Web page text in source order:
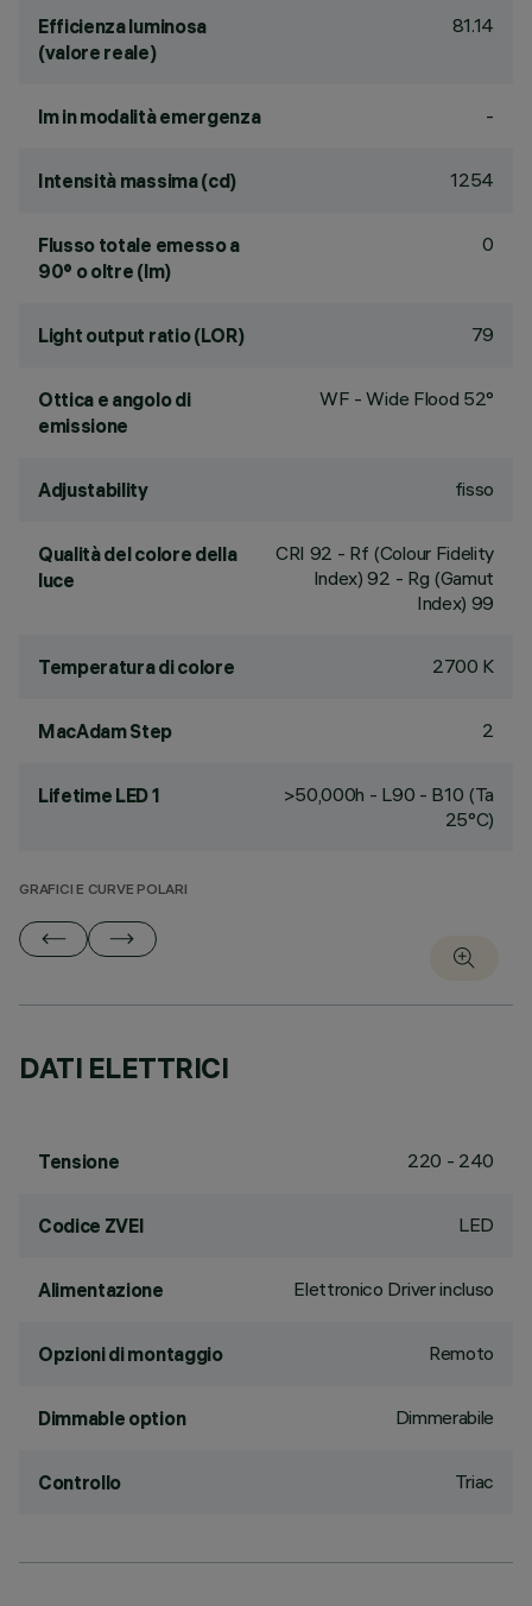
Efficienza luminosa
(valore reale)
81.14
lm in modalità emergenza -
Intensità massima (cd) 1254
Flusso totale emesso a
90° o oltre (lm)
0
Light output ratio (LOR) 79
Ottica e angolo di
emissione
WF - Wide Flood 52°
Adjustability fisso
Qualità del colore della
luce
CRI 92 - Rf (Colour Fidelity
Index) 92 - Rg (Gamut
Index) 99
Temperatura di colore 2700 K
MacAdam Step 2
Lifetime LED 1
>50,000h - L90 - B10 (Ta
25°C)
GRAFICI E CURVE POLARI
DATI ELETTRICI
Tensione 220 - 240
Codice ZVEI LED
Alimentazione Elettronico Driver incluso
Opzioni di montaggio Remoto
Dimmable option Dimmerabile
Controllo Triac